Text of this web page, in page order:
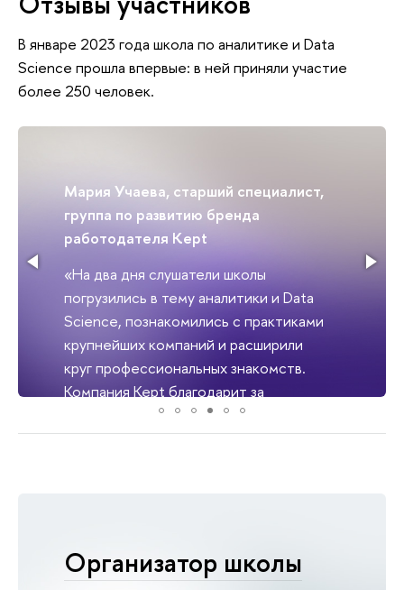
январе 2023 года школа по аналитике и Data
Science прошла впервые: в ней приняли участие
олее 250 человек.
Мария Учаева, старший специалист,
руппа по развитию бренда
работодателя Kept
«На два дня слушатели школы
погрузились в тему аналитики и Data
Science, познакомились с практиками
крупнейших компаний и расширили
круг профессиональных знакомств.
Компания Kept благодарит за
приглашение и качественную
организацию мероприятия».
Организатор школы